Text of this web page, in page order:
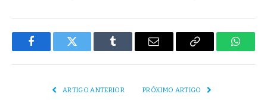
FacebookTwitter Tumblr
E-
Copiar
ARTIGO ANTERIOR PRÓXIMO ARTIGO